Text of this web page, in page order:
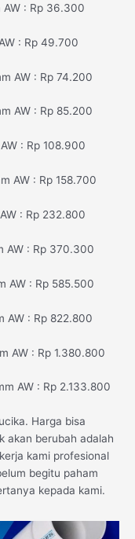
: Rp 36.300
: Rp 49.700
AW : Rp 74.200
AW : Rp 85.200
: Rp 108.900
AW : Rp 158.700
: Rp 232.800
AW : Rp 370.300
AW : Rp 585.500
AW : Rp 822.800
AW : Rp 1.380.800
AW : Rp 2.133.800
Harga bisa
akan berubah adalah
kami profesional
begitu paham
kepada kami.